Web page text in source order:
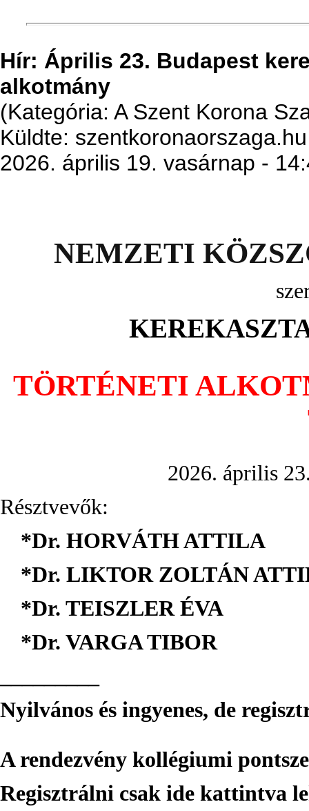
Hír: Április 23. Budapest
alkotmány
(Kategória: A Szent Korona
Küldte: szentkoronaorszaga.hu
2026. április 19. vasárnap -
NEMZETI
TÖRTÉNETI
2026. április
Résztvevők:
*Dr. HORVÁTH ATTILA
*Dr. LIKTOR ZOLTÁN
*Dr. TEISZLER ÉVA
*Dr. VARGA TIBOR
Nyilvános és ingyenes, de
A rendezvény kollégiumi
Regisztrálni csak ide kattintva